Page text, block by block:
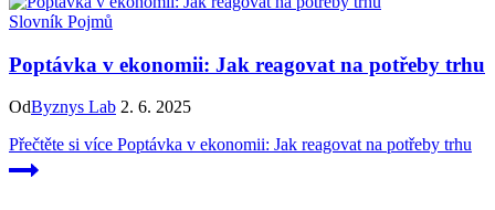
Slovník Pojmů
Poptávka v ekonomii: Jak reagovat na potřeby trhu
OdByznys Lab 2. 6. 2025
Přečtěte si více Poptávka v ekonomii: Jak reagovat na potřeby trhu